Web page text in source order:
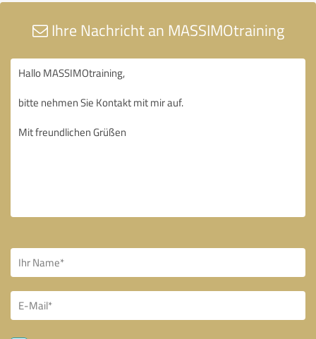
Ihre Nachricht an MASSIMOtraining